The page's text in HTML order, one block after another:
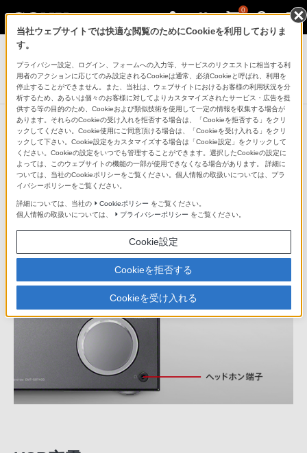
0
システムステレオ
マルチコネクトコンポ
CMT-SBT40
ヘッドホン端子搭載
お気に入りの音楽をお好みのヘッドホンで、音量を気に
せずに楽しめます。
当社ウェブサイトでは快適な閲覧のためにCookieを利用しておりま
す。
プライバシー設定、ログイン、フォームへの入力等、サービスのリクエストに相当する利
用者のアクションに応じてのみ設定されるCookieは通常、必須Cookieと呼ばれ、利用を
停止することができません。また、当社は、ウェブサイトにおけるお客様の利用状況を分
析するため、あるいは個々のお客様に対してよりカスタマイズされたサービス・広告を提
供する等の目的のため、Cookieおよび類似技術を使用して一定の情報を収集する場合が
あります。それらのCookieの受け入れを拒否する場合は、「Cookieを拒否する」をクリ
ックしてください。Cookie使用にご同意頂ける場合は、「Cookieを受け入れる」をクリ
ックして下さい。Cookie設定をカスタマイズする場合は「Cookie設定」をクリックして
ください。Cookieの設定をいつでも管理することができます。選択したCookieの設定に
よっては、このウェブサイトの機能の一部が使用できなくなる場合があります。 詳細に
ついては、当社のCookieポリシーをご覧ください。個人情報の取扱いについては、プラ
イバシーポリシーをご覧ください。
詳細については、当社の Cookieポリシー をご覧ください。
個人情報の取扱いについては、
プライバシーポリシー をご覧ください。
Cookie設定
Cookieを拒否する
Cookieを受け入れる